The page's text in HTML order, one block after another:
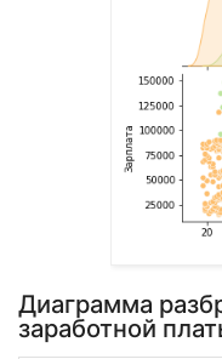
Диаграмма
заработной